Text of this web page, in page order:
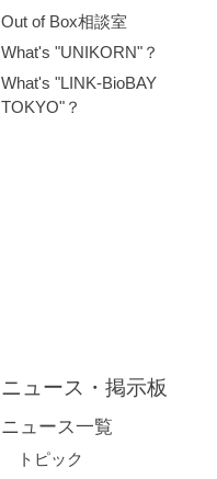
Out of Box相談室
What's "UNIKORN"？
What's "LINK-BioBAY
TOKYO"？
ニュース・掲示板
ニュース一覧
トピック